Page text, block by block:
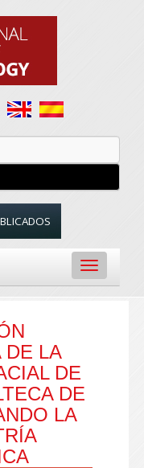
Toggle
navigation
DE LA
DE
DE
LA